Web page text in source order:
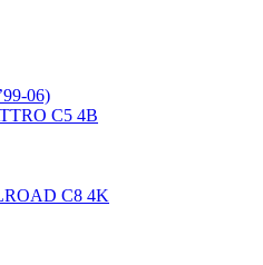
06)
C5 4B
C8 4K